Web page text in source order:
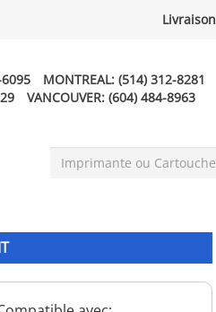
Livraison
MONTREAL: (514) 312-8281
VANCOUVER: (604) 484-8963